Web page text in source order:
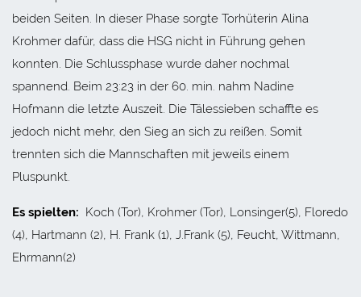
beiden Seiten. In dieser Phase sorgte Torhüterin Alina
Krohmer dafür, dass die HSG nicht in Führung gehen
konnten. Die Schlussphase wurde daher nochmal
spannend. Beim 23:23 in der 60. min. nahm Nadine
Hofmann die letzte Auszeit. Die Tälessieben schaffte es
jedoch nicht mehr, den Sieg an sich zu reißen. Somit
trennten sich die Mannschaften mit jeweils einem
Pluspunkt.
Es spielten: Koch (Tor), Krohmer (Tor), Lonsinger(5), Floredo
(4), Hartmann (2), H. Frank (1), J.Frank (5), Feucht, Wittmann,
Ehrmann(2)